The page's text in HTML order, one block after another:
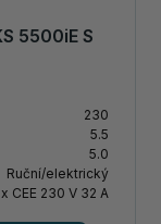
5500iE S
230
5.5
5.0
Ruční/elektrický
CEE 230 V 32 A